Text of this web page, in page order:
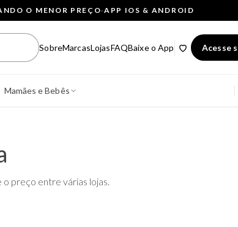
O MENOR PREÇO·APP IOS & ANDROID
SobreMarcasLojasFAQBaixe o App Acesse
Mamães e Bebês
preço entre várias lojas.